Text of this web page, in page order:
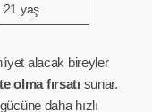
21 yaş
alacak bireyler
olma fırsatı sunar.
daha hızlı